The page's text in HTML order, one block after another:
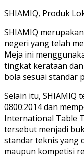
SHIAMIQ, Produk
SHIAMIQ
negeri yang telah
Meja ini
tingkat kerataan
bola sesuai standar
Selain itu, SHIAMIQ
0800:2014 dan
International Table
tersebut menjadi
standar teknis yang
maupun kompetisi